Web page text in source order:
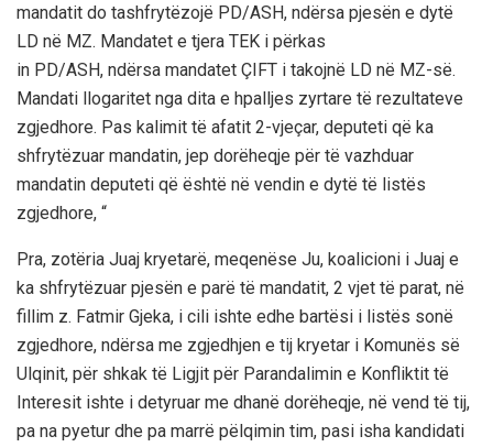
mandatit do tashfrytëzojë PD/ASH, ndërsa pjesën e dytë
LD në MZ. Mandatet e tjera TEK i përkas
in PD/ASH, ndërsa mandatet ÇIFT i takojnë LD në MZ-së.
Mandati llogaritet nga dita e hpalljes zyrtare të rezultateve
zgjedhore. Pas kalimit të afatit 2-vjeçar, deputeti që ka
shfrytëzuar mandatin, jep dorëheqje për të vazhduar
mandatin deputeti që është në vendin e dytë të listës
zgjedhore, “
Pra, zotëria Juaj kryetarë, meqenëse Ju, koalicioni i Juaj e
ka shfrytëzuar pjesën e parë të mandatit, 2 vjet të parat, në
fillim z. Fatmir Gjeka, i cili ishte edhe bartësi i listës sonë
zgjedhore, ndërsa me zgjedhjen e tij kryetar i Komunës së
Ulqinit, për shkak të Ligjit për Parandalimin e Konfliktit të
Interesit ishte i detyruar me dhanë dorëheqje, në vend të tij,
pa na pyetur dhe pa marrë pëlqimin tim, pasi isha kandidati